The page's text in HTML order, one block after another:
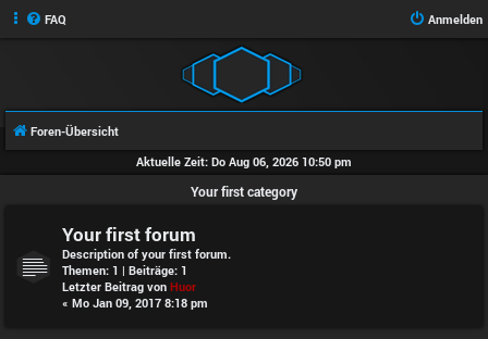
FAQ Anmelden
Foren-Übersicht
Aktuelle Zeit: Do Aug 06, 2026 10:50 pm
Your first category
Your first forum
Description of your first forum.
Themen: 1 | Beiträge: 1
Letzter Beitrag von Huor
« Mo Jan 09, 2017 8:18 pm